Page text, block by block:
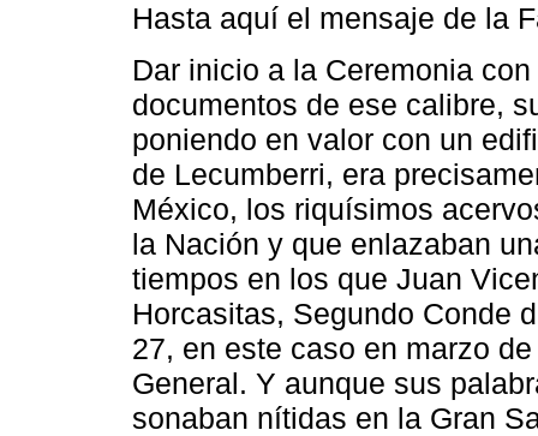
Hasta aquí el mensaje de la
Dar inicio a la Ceremonia
documentos de ese calibre,
poniendo en valor con un
de Lecumberri, era
México, los riquísimos
la Nación y que enlazaban
tiempos en los que Juan
Horcasitas, Segundo Conde
27, en este caso en marzo
General. Y aunque sus
sonaban nítidas en la Gran